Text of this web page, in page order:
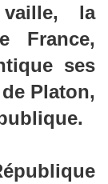
la
France,
ses
Platon,